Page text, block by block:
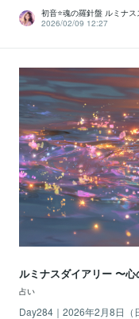
初音⭐️魂の羅針盤 ルミナ
2026/02/09 12:27
ルミナスダイアリー 〜
占い
Day284｜2026年2月8日（